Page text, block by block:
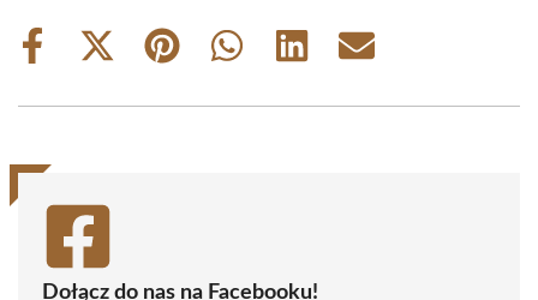
Share
Share
(Twitter)
Share
Share
Share
Share
Dołącz do nas na Facebooku!